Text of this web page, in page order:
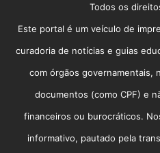
Todos os
Este portal é um veículo de
curadoria de notícias e guias
com órgãos governamentais,
documentos (como CPF) e
financeiros ou burocráticos.
informativo, pautado pela